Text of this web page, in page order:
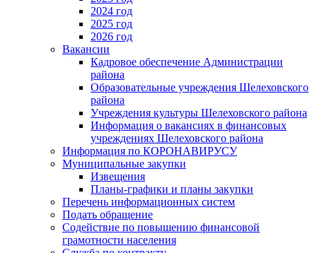
2024 год
2025 год
2026 год
Вакансии
Кадровое обеспечение Администрации
района
Образовательные учреждения Шелеховского
района
Учреждения культуры Шелеховского района
Информация о вакансиях в финансовых
учреждениях Шелеховского района
Информация по КОРОНАВИРУСУ
Муниципальные закупки
Извещения
Планы-графики и планы закупки
Перечень информационных систем
Подать обращение
Содействие по повышению финансовой
грамотности населения